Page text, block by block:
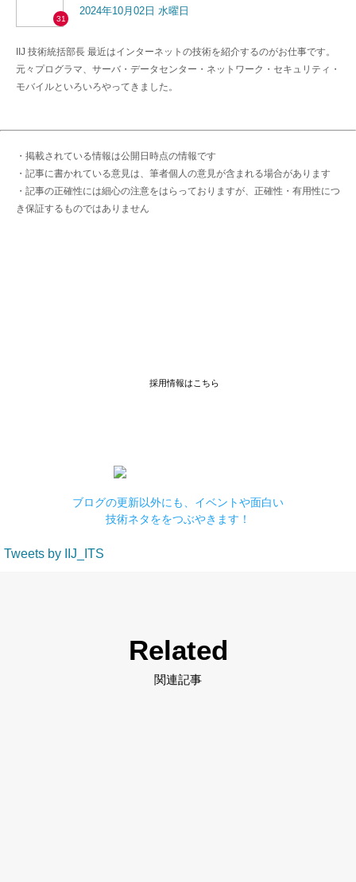
31
2024年10月02日 水曜日
IIJ 技術統括部長 最近はインターネットの技術を紹介するのがお仕事です。
元々プログラマ、サーバ・データセンター・ネットワーク・セキュリティ・
モバイルといろいろやってきました。
・掲載されている情報は公開日時点の情報です
・記事に書かれている意見は、筆者個人の意見が含まれる場合があります
・記事の正確性には細心の注意をはらっておりますが、正確性・有用性につ
き保証するものではありません
採用情報はこちら
ブログの更新以外にも、イベントや面白い
技術ネタををつぶやきます！
Tweets by IIJ_ITS
Related
関連記事